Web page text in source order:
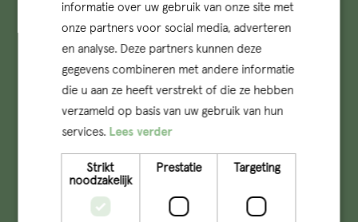
info@qconcepts.nl
KVK: 17277491
informatie over uw gebruik van onze site met
onze partners voor social media, adverteren
en analyse. Deze partners kunnen deze
gegevens combineren met andere informatie
die u aan ze heeft verstrekt of die ze hebben
verzameld op basis van uw gebruik van hun
services. Lees verder
Strikt
noodzakelijk
Prestatie Targeting